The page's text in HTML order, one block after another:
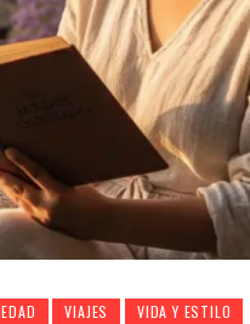
VIAJES VIDA Y ESTILO